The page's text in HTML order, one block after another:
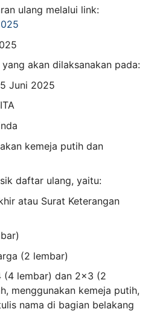
ulang melalui link:
akan dilaksanakan pada:
Juni 2025
kemeja putih dan
daftar ulang, yaitu:
atau Surat Keterangan
(2 lembar)
(4 lembar) dan 2×3 (2
menggunakan kemeja putih,
nama di bagian belakang